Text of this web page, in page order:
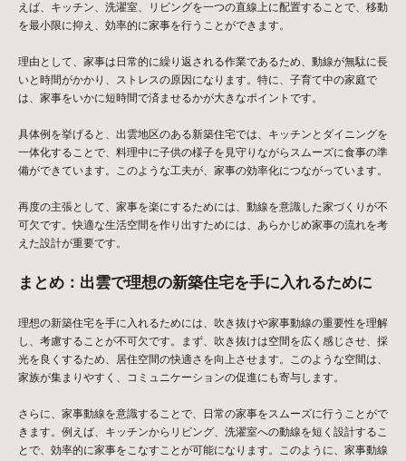
えば、キッチン、洗濯室、リビングを一つの直線上に配置することで、移動
を最小限に抑え、効率的に家事を行うことができます。
理由として、家事は日常的に繰り返される作業であるため、動線が無駄に長
いと時間がかかり、ストレスの原因になります。特に、子育て中の家庭で
は、家事をいかに短時間で済ませるかが大きなポイントです。
具体例を挙げると、出雲地区のある新築住宅では、キッチンとダイニングを
一体化することで、料理中に子供の様子を見守りながらスムーズに食事の準
備ができています。このような工夫が、家事の効率化につながっています。
再度の主張として、家事を楽にするためには、動線を意識した家づくりが不
可欠です。快適な生活空間を作り出すためには、あらかじめ家事の流れを考
えた設計が重要です。
まとめ：出雲で理想の新築住宅を手に入れるために
理想の新築住宅を手に入れるためには、吹き抜けや家事動線の重要性を理解
し、考慮することが不可欠です。まず、吹き抜けは空間を広く感じさせ、採
光を良くするため、居住空間の快適さを向上させます。このような空間は、
家族が集まりやすく、コミュニケーションの促進にも寄与します。
さらに、家事動線を意識することで、日常の家事をスムーズに行うことがで
きます。例えば、キッチンからリビング、洗濯室への動線を短く設計するこ
とで、効率的に家事をこなすことが可能になります。このように、家事動線